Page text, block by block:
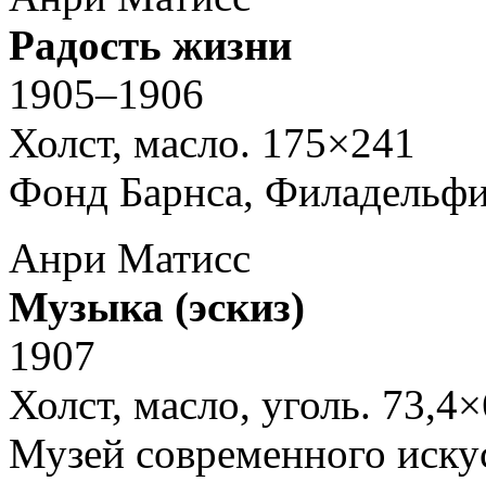
Радость жизни
1905–1906
Холст, масло. 175×241
Фонд Барнса,
Анри Матисс
Музыка (эскиз)
1907
Холст, масло, уголь.
Музей современного